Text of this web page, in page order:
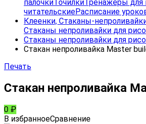
палочкиТочилкиТренажеры для
читательскиеРасписание
Клеенки, Стаканы-
Стаканы непроливайки для
Стаканы непроливайки для
Стакан непроливайка Master
Печать
Стакан непроливайка
0 ₽
В избранноеСравнение